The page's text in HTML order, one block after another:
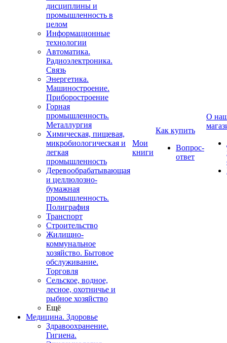
дисциплины и
промышленность в
целом
Информационные
технологии
Автоматика.
Радиоэлектроника.
Связь
Энергетика.
Машиностроение.
Приборостроение
Горная
промышленность.
Металлургия
Химическая, пищевая,
микробиологическая и
легкая
промышленность
Деревообрабатывающая
и целлюлозно-
бумажная
промышленность.
Полиграфия
Транспорт
Строительство
Жилищно-
коммунальное
хозяйство. Бытовое
обслуживание.
Торговля
Сельское, водное,
лесное, охотничье и
рыбное хозяйство
Ещё
Медицина. Здоровье
Здравоохранение.
Гигиена.
Мои
книги
Как купить
Вопрос-
ответ
О